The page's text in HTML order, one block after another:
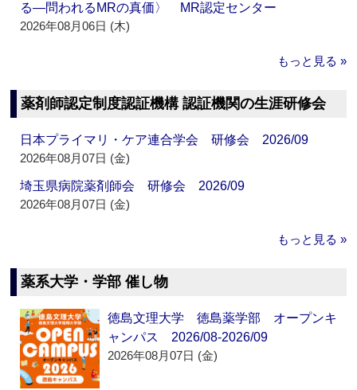
る―問われるMRの真価〉 MR認定センター
2026年08月06日 (木)
もっと見る »
薬剤師認定制度認証機構 認証機関の生涯研修会
日本プライマリ・ケア連合学会 研修会 2026/09
2026年08月07日 (金)
埼玉県病院薬剤師会 研修会 2026/09
2026年08月07日 (金)
もっと見る »
薬系大学・学部 催し物
徳島文理大学 徳島薬学部 オープンキ
ャンパス 2026/08-2026/09
2026年08月07日 (金)